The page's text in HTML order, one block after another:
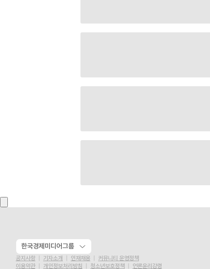
한국경제미디어그룹
공지사항 기자소개 인재채용
커뮤니티 운영정책
이용약관
개인정보처리방침 청소년보호정책 언론윤리강령